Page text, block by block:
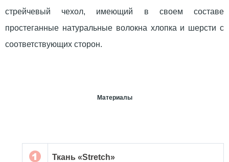
стрейчевый чехол, имеющий в своем составе
простеганные натуральные волокна хлопка и шерсти с
соответствующих сторон.
Материалы
Ткань «Stretch»